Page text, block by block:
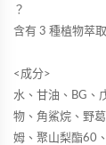
？
含有 3 種植物萃
<成分>
水、甘油、BG、
物、角鯊烷、野
姆、聚山梨酯60